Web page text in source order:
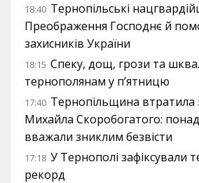
18:40 Тернопільські
Преображення Господнє й
захисників України
18:15 Спеку, дощ, грози та
тернополянам у п’ятницю
17:40 Тернопільщина втратила
Михайла Скоробогатого:
вважали зниклим безвісти
17:18 У Тернополі зафіксували
рекорд